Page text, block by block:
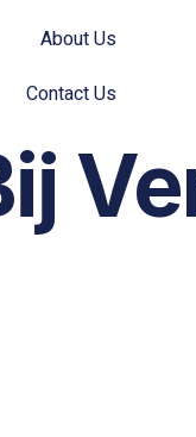
About Us
Contact Us